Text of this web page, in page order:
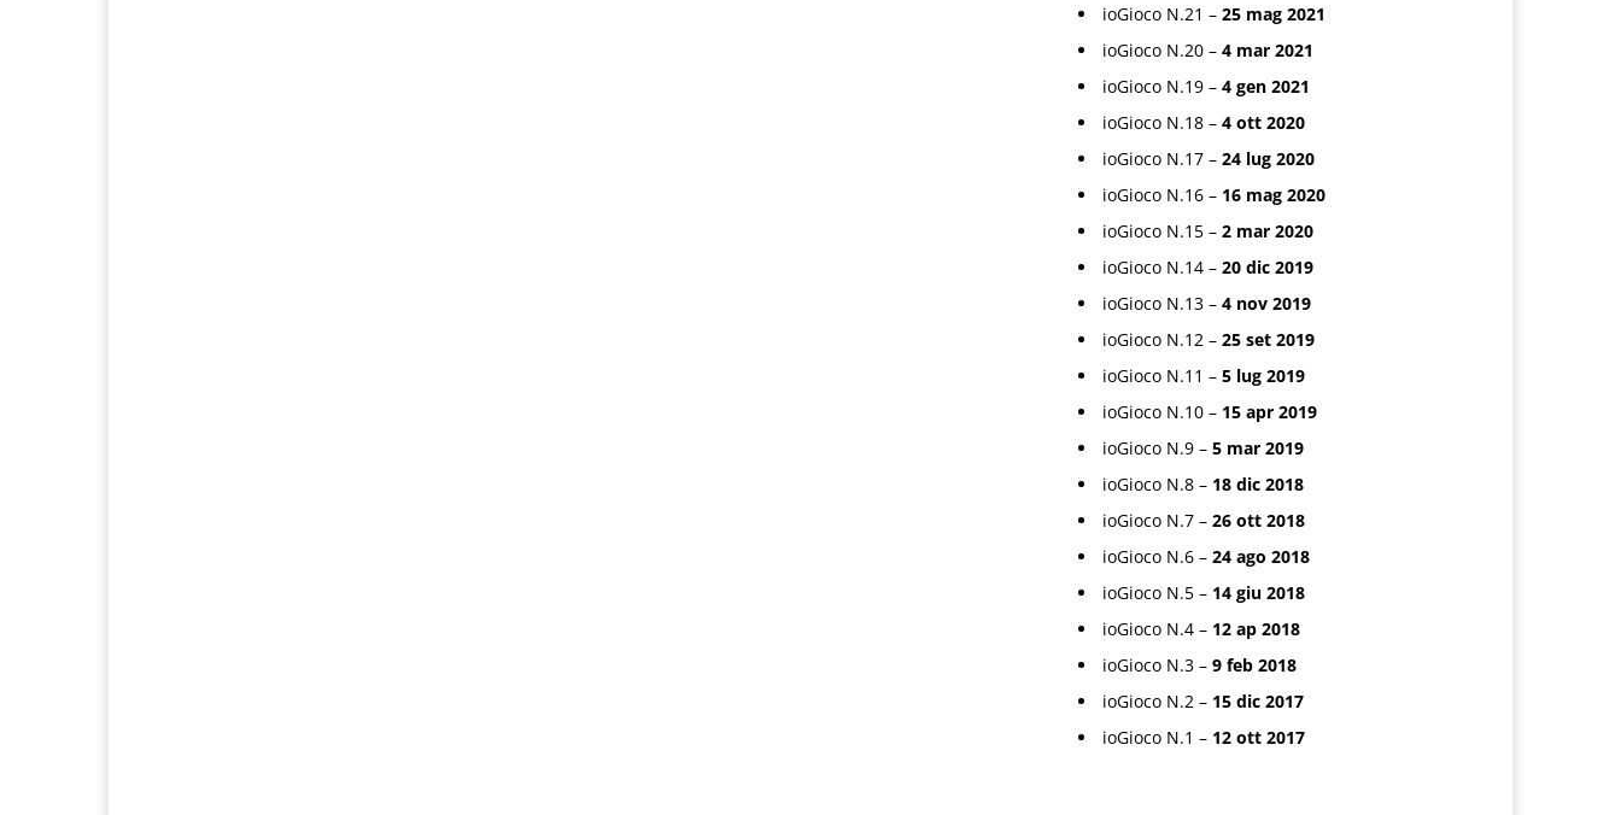
ioGioco N.21 – 25 mag 2021
ioGioco N.20 – 4 mar 2021
ioGioco N.19 – 4 gen 2021
ioGioco N.18 – 4 ott 2020
ioGioco N.17 – 24 lug 2020
ioGioco N.16 – 16 mag 2020
ioGioco N.15 – 2 mar 2020
ioGioco N.14 – 20 dic 2019
ioGioco N.13 – 4 nov 2019
ioGioco N.12 – 25 set 2019
ioGioco N.11 – 5 lug 2019
ioGioco N.10 – 15 apr 2019
ioGioco N.9 – 5 mar 2019
ioGioco N.8 – 18 dic 2018
ioGioco N.7 – 26 ott 2018
ioGioco N.6 – 24 ago 2018
ioGioco N.5 – 14 giu 2018
ioGioco N.4 – 12 ap 2018
ioGioco N.3 – 9 feb 2018
ioGioco N.2 – 15 dic 2017
ioGioco N.1 – 12 ott 2017